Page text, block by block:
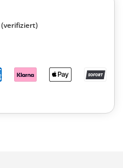
(verifiziert)